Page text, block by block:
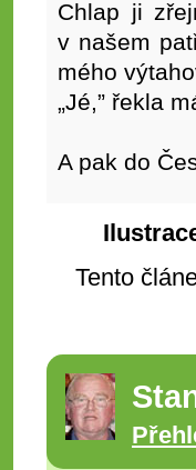
Chlap ji
v našem
mého
„Jé,” řekla
A pak do
Tento